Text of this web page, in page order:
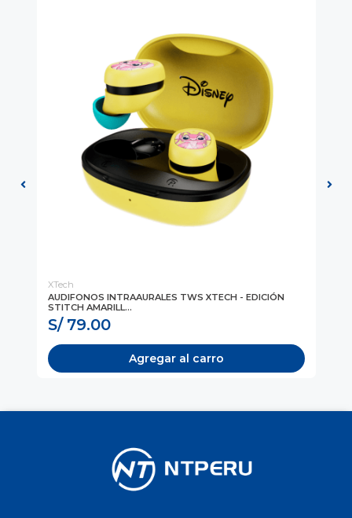
XTech
AUDIFONOS INTRAAURALES TWS XTECH - EDICIÓN
STITCH AMARILL...
S/ 79.00
Agregar al carro